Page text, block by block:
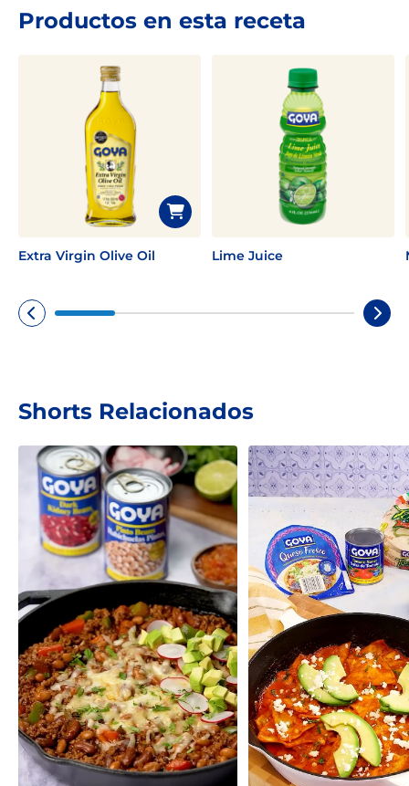
Pimienta GOYA® . Antes de servir, deja marinar por
un poco más de cilantro. ¡Una ensalada para
Productos en esta receta
Extra Virgin Olive Oil Lime Juice
Shorts Relacionados